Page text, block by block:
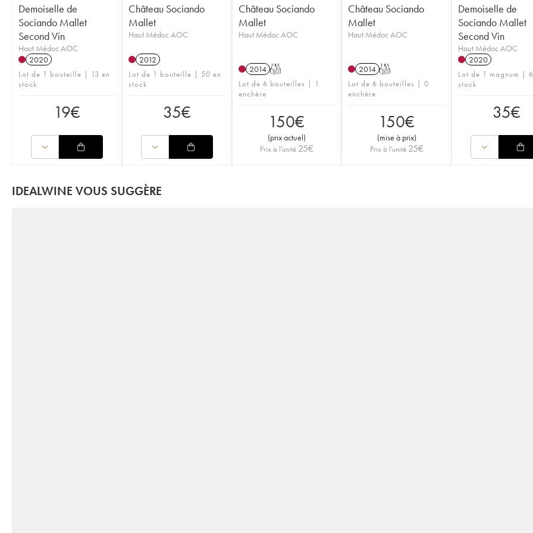
Demoiselle de
Sociando Mallet
Second Vin
Haut Médoc AOC
2020
Lot de 1 bouteille | 13 en
stock
19€
Château Sociando
Mallet
Haut Médoc AOC
2012
Lot de 1 bouteille | 50 en
stock
35€
Château Sociando
Mallet
Haut Médoc AOC
2014 T
Lot de 6 bouteilles | 1
enchère
150€
(prix actuel)
Prix à l'unité 25€
Château Sociando
Mallet
Haut Médoc AOC
2014 T
Lot de 6 bouteilles | 0
enchère
150€
(mise à prix)
Prix à l'unité 25€
Demoiselle de
Sociando Mallet
Second Vin
Haut Médoc AOC
2020
Lot de 1 magnum |
stock
35€
IDEALWINE VOUS SUGGÈRE